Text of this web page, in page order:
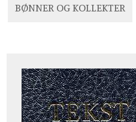
BØNNER OG KOLLEKTER